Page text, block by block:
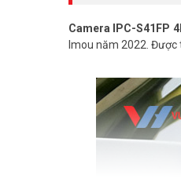
Camera IPC-S41FP
Imou năm 2022. Được